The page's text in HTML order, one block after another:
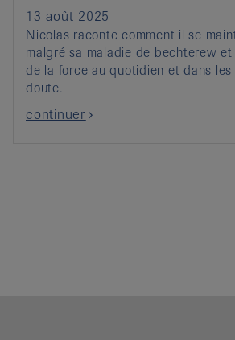
13 août 2025
Nicolas raconte comment il se
malgré sa maladie de bechterew
de la force au quotidien et dans les
doute.
continuer